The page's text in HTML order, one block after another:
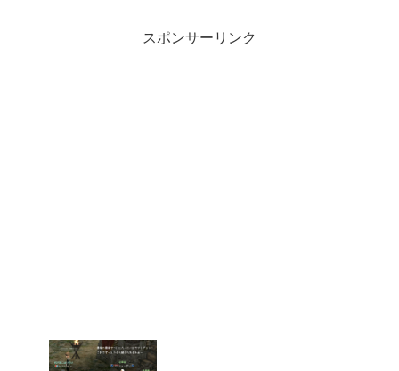
ン増やしたいと思いますです。スポンサーリンク